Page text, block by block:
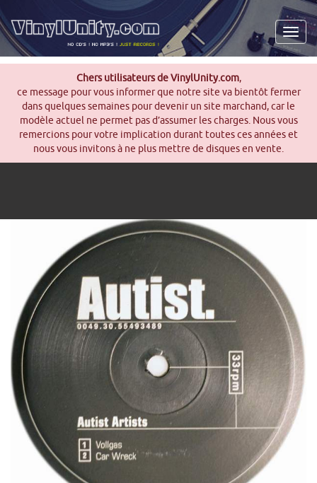
Chers utilisateurs de VinylUnity.com,
ce message pour vous informer que notre site va bientôt fermer
dans quelques semaines pour devenir un site marchand, car le
modèle actuel ne permet pas d’assumer les charges. Nous vous
remercions pour votre implication durant toutes ces années et
nous vous invitons à ne plus mettre de disques en vente.